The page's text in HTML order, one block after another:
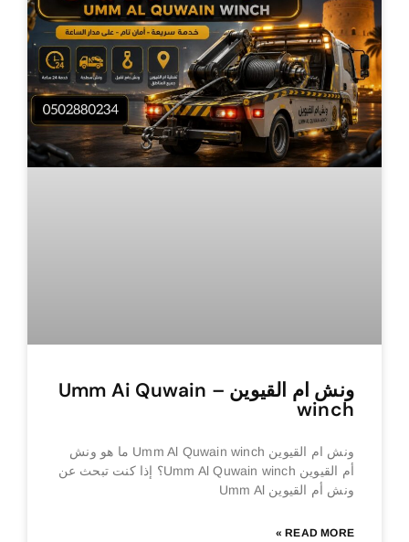
ونش ام القيوين – Umm Ai Quwain
winch
ونش ام القيوين Umm Al Quwain winch ما هو ونش
أم القيوين Umm Al Quwain winch؟ إذا كنت تبحث عن
ونش أم القيوين Umm Al
READ MORE »